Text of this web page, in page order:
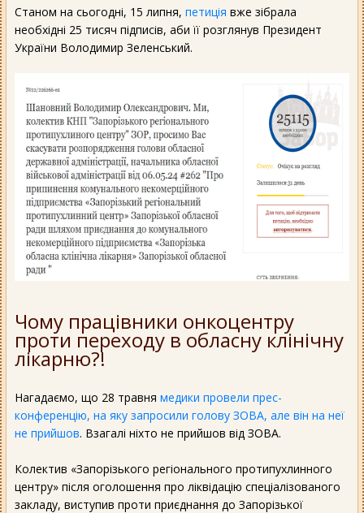
Станом на сьогодні, 15 липня, петиція вже зібрала
необхідні 25 тисяч підписів, аби її розглянув Президент
України Володимир Зеленський.
Чому працівники онкоцентру
проти переходу в обласну клінічну
лікарню?!
Нагадаємо, що 28 травня медики провели прес-
конференцію, на яку запросили голову ЗОВА, але він на неї
не прийшов. Взагалі ніхто не прийшов від ЗОВА.
Колектив «Запорізького регіонального протипухлинного
центру» після оголошення про ліквідацію спеціалізованого
закладу, виступив проти приєднання до Запорізької